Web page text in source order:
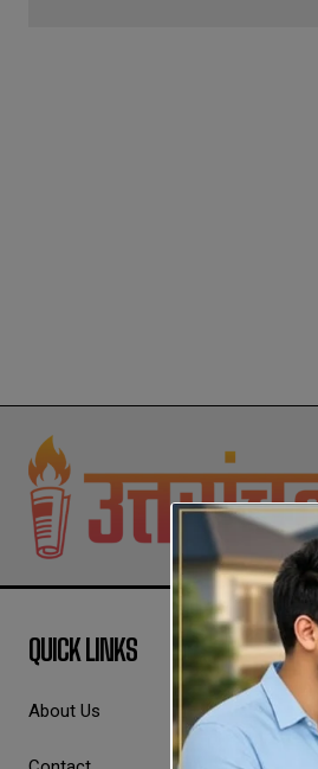
QUICK LINKS
About Us